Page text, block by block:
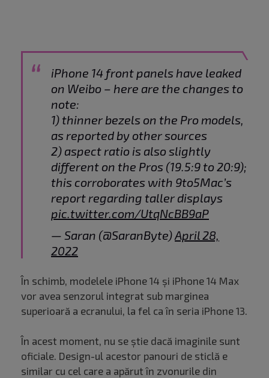
iPhone 14 front panels have leaked
on Weibo – here are the changes to
note:
1) thinner bezels on the Pro models,
as reported by other sources
2) aspect ratio is also slightly
different on the Pros (19.5:9 to 20:9);
this corroborates with 9to5Mac’s
report regarding taller displays
pic.twitter.com/UtqNcBB9aP
— Saran (@SaranByte)April 28,
2022
În schimb, modelele iPhone 14 și iPhone 14 Max
vor avea senzorul integrat sub marginea
superioară a ecranului, la fel ca în seria iPhone 13.
În acest moment, nu se știe dacă imaginile sunt
oficiale. Design-ul acestor panouri de sticlă e
similar cu cel care a apărut în zvonurile din